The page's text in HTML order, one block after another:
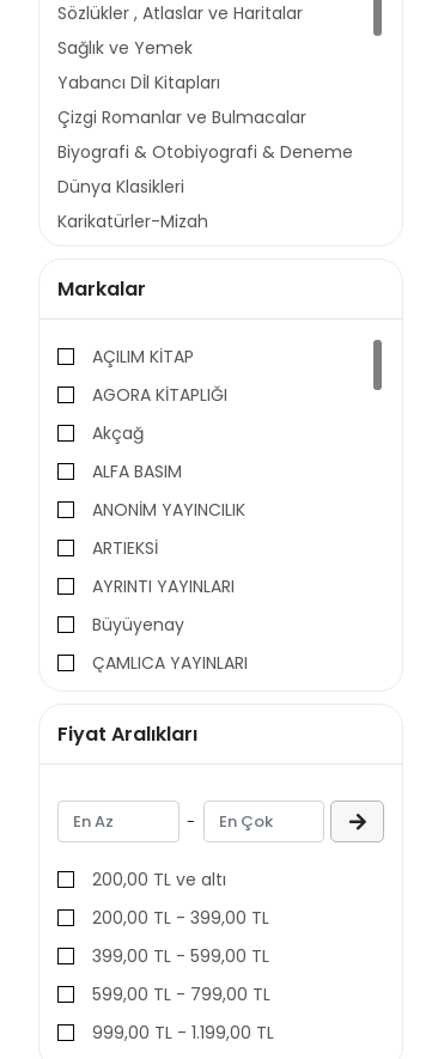
Sözlükler , Atlaslar ve Haritalar
Sağlık ve Yemek
Yabancı Dİl Kitapları
Çizgi Romanlar ve Bulmacalar
Biyografi & Otobiyografi & Deneme
Dünya Klasikleri
Karikatürler-Mizah
Ekonomi
Siyaset
Bilim, Kurgu ve Araştırma & İnceleme
Sosyoloji
Psikoloji
Felsefe
Hukuk
Kişisel Gelişim, Aile, Bebek
Okuma Kulübü Kitapları
Markalar
AÇILIM KİTAP
AGORA KİTAPLIĞI
Akçağ
ALFA BASIM
ANONİM YAYINCILIK
ARTIEKSİ
AYRINTI YAYINLARI
Büyüyenay
ÇAMLICA YAYINLARI
DESTEK YAYINLARI
DOĞU BATI
Ensar Neşriyat
Gazi Kitabevi
Gülce Çocuk
HAYAT YAYINLARI
İletişim Yay
Fiyat Aralıkları
-
200,00 TL ve altı
200,00 TL - 399,00 TL
399,00 TL - 599,00 TL
599,00 TL - 799,00 TL
999,00 TL - 1.199,00 TL